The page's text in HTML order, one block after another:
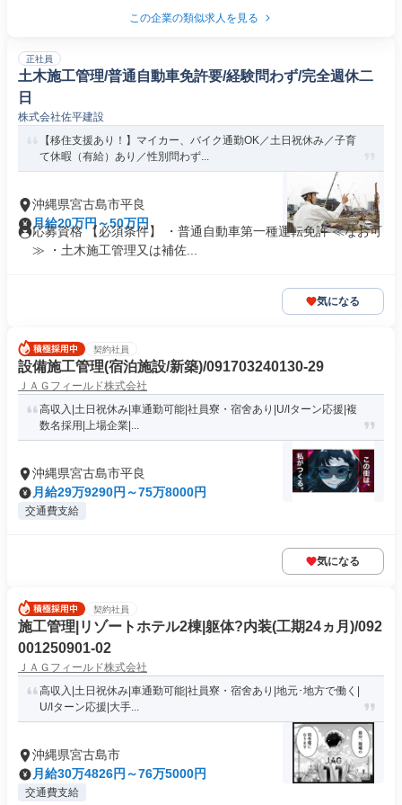
この企業の類似求人を見る
正社員
土木施工管理/普通自動車免許要/経験問わず/完全週休二
日
株式会社佐平建設
【移住支援あり！】マイカー、バイク通勤OK／土日祝休み／子育
て休暇（有給）あり／性別問わず...
沖縄県宮古島市平良
月給20万円～50万円
応募資格 【必須条件】 ・普通自動車第一種運転免許 ≪なお可
≫ ・土木施工管理又は補佐...
気になる
契約社員
設備施工管理(宿泊施設/新築)/091703240130-29
ＪＡＧフィールド株式会社
高収入|土日祝休み|車通勤可能|社員寮・宿舍あり|U/Iターン応援|複
数名採用|上場企業|...
沖縄県宮古島市平良
月給29万9290円～75万8000円
交通費支給
気になる
契約社員
施工管理|リゾートホテル2棟|躯体?内装(工期24ヵ月)/092
001250901-02
ＪＡＧフィールド株式会社
高収入|土日祝休み|車通勤可能|社員寮・宿舍あり|地元･地方で働く|
U/Iターン応援|大手...
沖縄県宮古島市
月給30万4826円～76万5000円
交通費支給